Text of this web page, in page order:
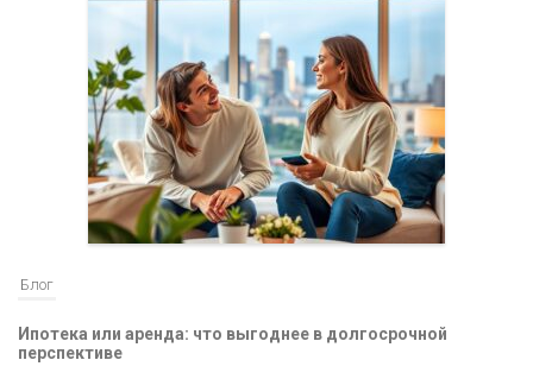
Блог
Ипотека или аренда: что выгоднее в долгосрочной
перспективе